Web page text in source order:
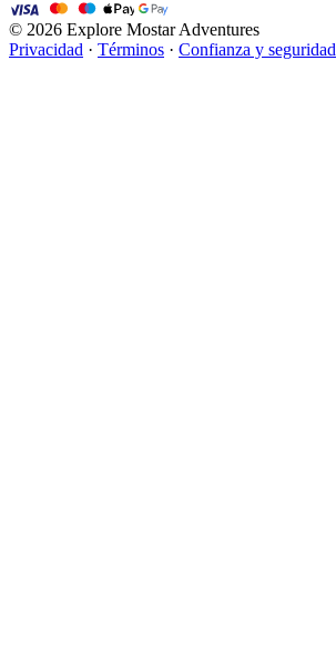
© 2026 Explore Mostar Adventures
Privacidad · Términos · Confianza y seguridad